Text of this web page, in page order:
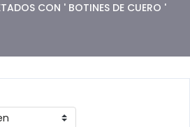
CON ' BOTINES DE CUERO '